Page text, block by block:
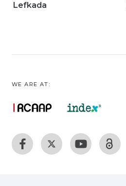
Lefkada
WE ARE AT: